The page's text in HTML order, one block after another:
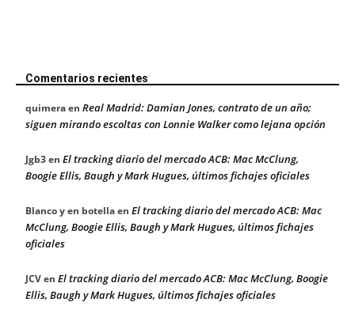
Comentarios recientes
quimeraen Real Madrid: Damian Jones, contrato de un año;
siguen mirando escoltas con Lonnie Walker como lejana opción
Jgb3en El tracking diario del mercado ACB: Mac McClung,
Boogie Ellis, Baugh y Mark Hugues, últimos fichajes oficiales
Blanco y en botellaen El tracking diario del mercado ACB: Mac
McClung, Boogie Ellis, Baugh y Mark Hugues, últimos fichajes
oficiales
JCVen El tracking diario del mercado ACB: Mac McClung, Boogie
Ellis, Baugh y Mark Hugues, últimos fichajes oficiales